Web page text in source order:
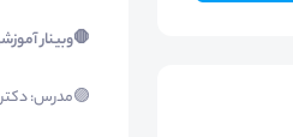
🛑وبینار
🟣مدرس: